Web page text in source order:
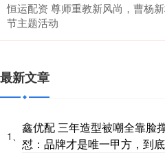
恒运配资 尊师重教新风尚，曹杨
节主题活动
最新文章
1、
鑫优配 三年造型被嘲全靠脸
怼：品牌才是唯一甲方，到